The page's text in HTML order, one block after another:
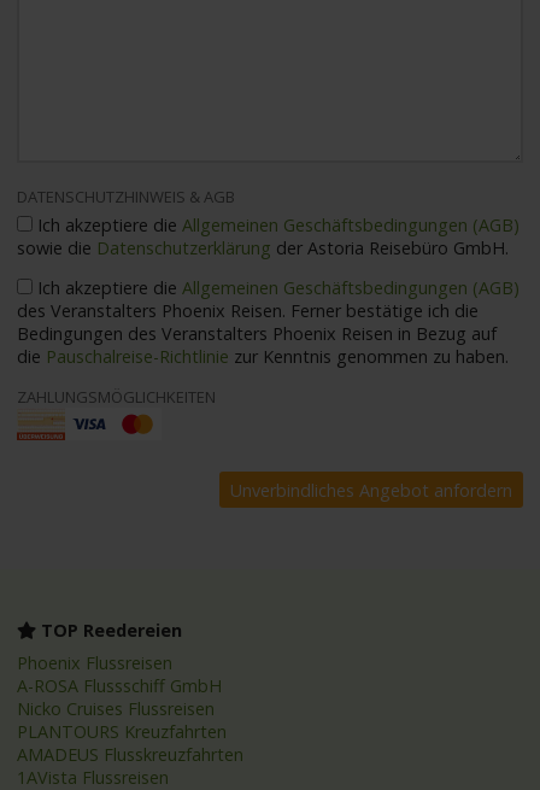
DATENSCHUTZHINWEIS & AGB
Ich akzeptiere die Allgemeinen Geschäftsbedingungen (AGB)
sowie die Datenschutzerklärung der Astoria Reisebüro GmbH.
Ich akzeptiere dieAllgemeinen Geschäftsbedingungen (AGB)
des Veranstalters Phoenix Reisen. Ferner bestätige ich die
Bedingungen des Veranstalters Phoenix Reisen in Bezug auf
die Pauschalreise-Richtlinie zur Kenntnis genommen zu haben.
ZAHLUNGSMÖGLICHKEITEN
TOP Reedereien
Phoenix Flussreisen
A-ROSA Flussschiff GmbH
Nicko Cruises Flussreisen
PLANTOURS Kreuzfahrten
AMADEUS Flusskreuzfahrten
1AVista Flussreisen